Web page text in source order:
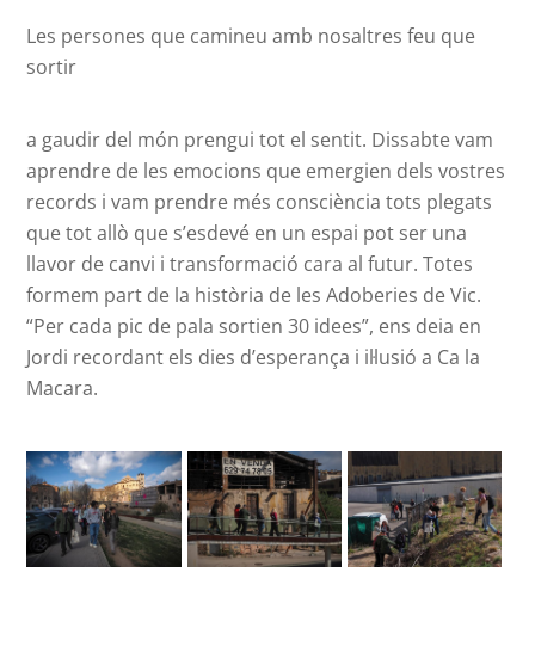
Les persones que camineu amb nosaltres feu que
sortir
a gaudir del món prengui tot el sentit. Dissabte vam
aprendre de les emocions que emergien dels vostres
records i vam prendre més consciència tots plegats
que tot allò que s’esdevé en un espai pot ser una
llavor de canvi i transformació cara al futur. Totes
formem part de la història de les Adoberies de Vic.
“Per cada pic de pala sortien 30 idees”, ens deia en
Jordi recordant els dies d’esperança i il·lusió a Ca la
Macara.